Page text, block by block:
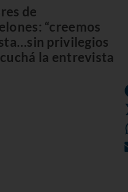
de
“creemos
privilegios
la entrevista